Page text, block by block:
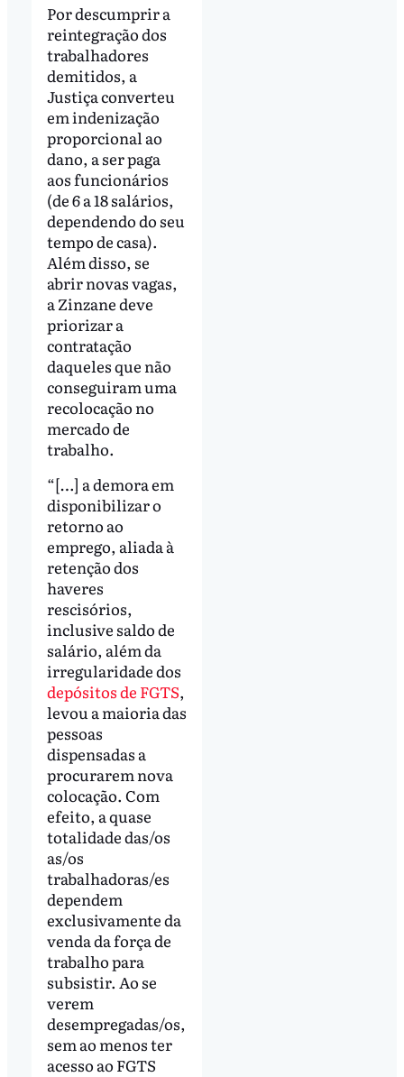
Por descumprir a
reintegração dos
trabalhadores
demitidos, a
Justiça converteu
em indenização
proporcional ao
dano, a ser paga
aos funcionários
(de 6 a 18 salários,
dependendo do seu
tempo de casa).
Além disso, se
abrir novas vagas,
a Zinzane deve
priorizar a
contratação
daqueles que não
conseguiram uma
recolocação no
mercado de
trabalho.
“[…] a demora em
disponibilizar o
retorno ao
emprego, aliada à
retenção dos
haveres
rescisórios,
inclusive saldo de
salário, além da
irregularidade dos
depósitos de FGTS,
levou a maioria das
pessoas
dispensadas a
procurarem nova
colocação. Com
efeito, a quase
totalidade das/os
as/os
trabalhadoras/es
dependem
exclusivamente da
venda da força de
trabalho para
subsistir. Ao se
verem
desempregadas/os,
sem ao menos ter
acesso ao FGTS